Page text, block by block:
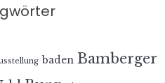
baden Bamberger